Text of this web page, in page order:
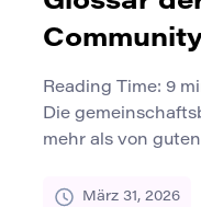
Reading Time: 9
Die
mehr als von
Pädagogen,
März 31, 2026